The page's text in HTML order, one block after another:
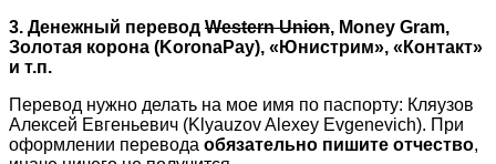
3. Денежный перевод Western Union, Money Gram,
Золотая корона (KoronaPay), «Юнистрим», «Контакт»
и т.п.
Перевод нужно делать на мое имя по паспорту: Кляузов
Алексей Евгеньевич (Klyauzov Alexey Evgenevich). При
оформлении перевода обязательно пишите отчество,